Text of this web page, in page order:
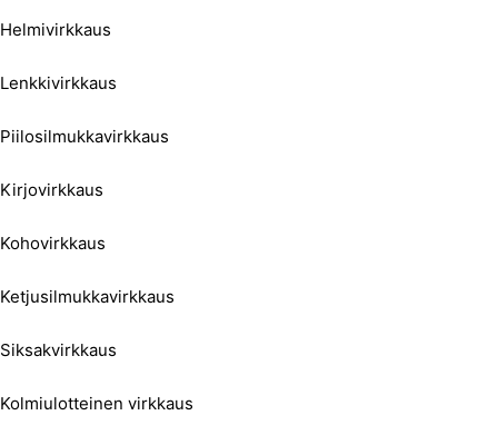
Helmivirkkaus
Lenkkivirkkaus
Piilosilmukkavirkkaus
Kirjovirkkaus
Kohovirkkaus
Ketjusilmukkavirkkaus
Siksakvirkkaus
Kolmiulotteinen virkkaus